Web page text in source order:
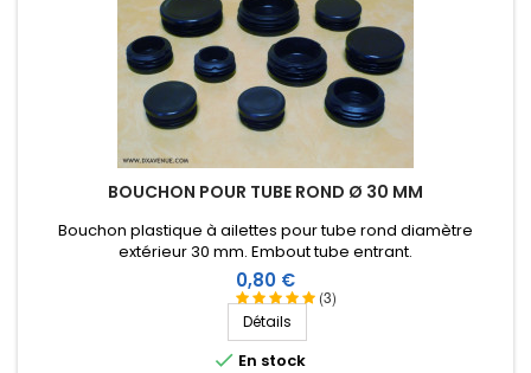
BOUCHON POUR TUBE ROND Ø 30 MM
(3)
Bouchon plastique à ailettes pour tube rond diamètre
extérieur 30 mm. Embout tube entrant.
Prix
0,80 €
Détails
 En stock